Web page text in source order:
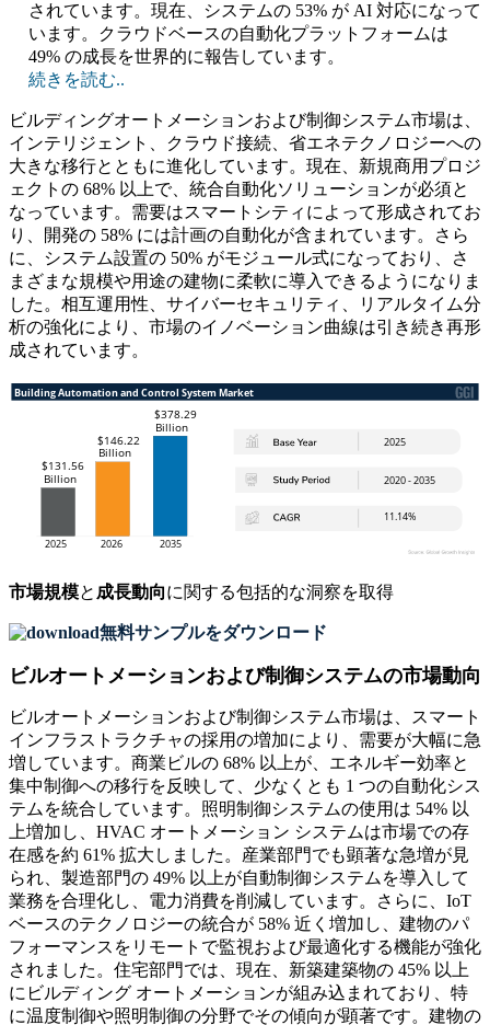
されています。現在、システムの 53% が AI 対応になって
います。クラウドベースの自動化プラットフォームは
49% の成長を世界的に報告しています。
続きを読む..
ビルディングオートメーションおよび制御システム市場は、
インテリジェント、クラウド接続、省エネテクノロジーへの
大きな移行とともに進化しています。現在、新規商用プロジ
ェクトの 68% 以上で、統合自動化ソリューションが必須と
なっています。需要はスマートシティによって形成されてお
り、開発の 58% には計画の自動化が含まれています。さら
に、システム設置の 50% がモジュール式になっており、さ
まざまな規模や用途の建物に柔軟に導入できるようになりま
した。相互運用性、サイバーセキュリティ、リアルタイム分
析の強化により、市場のイノベーション曲線は引き続き再形
成されています。
市場規模と成長動向に関する包括的な洞察を取得
無料サンプルをダウンロード
ビルオートメーションおよび制御システムの市場動向
ビルオートメーションおよび制御システム市場は、スマート
インフラストラクチャの採用の増加により、需要が大幅に急
増しています。商業ビルの 68% 以上が、エネルギー効率と
集中制御への移行を反映して、少なくとも 1 つの自動化シス
テムを統合しています。照明制御システムの使用は 54% 以
上増加し、HVAC オートメーション システムは市場での存
在感を約 61% 拡大しました。産業部門でも顕著な急増が見
られ、製造部門の 49% 以上が自動制御システムを導入して
業務を合理化し、電力消費を削減しています。さらに、IoT
ベースのテクノロジーの統合が 58% 近く増加し、建物のパ
フォーマンスをリモートで監視および最適化する機能が強化
されました。住宅部門では、現在、新築建築物の 45% 以上
にビルディング オートメーションが組み込まれており、特
に温度制御や照明制御の分野でその傾向が顕著です。建物の